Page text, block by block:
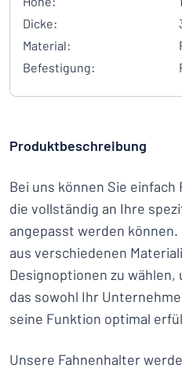
Dicke:
Material:
Befestigung:
Produktbeschreibung
Bei uns können Sie
die vollständig an Ihre
angepasst werden
aus verschiedenen
Designoptionen zu
das sowohl Ihr
seine Funktion optimal
Unsere Fahnenhalter